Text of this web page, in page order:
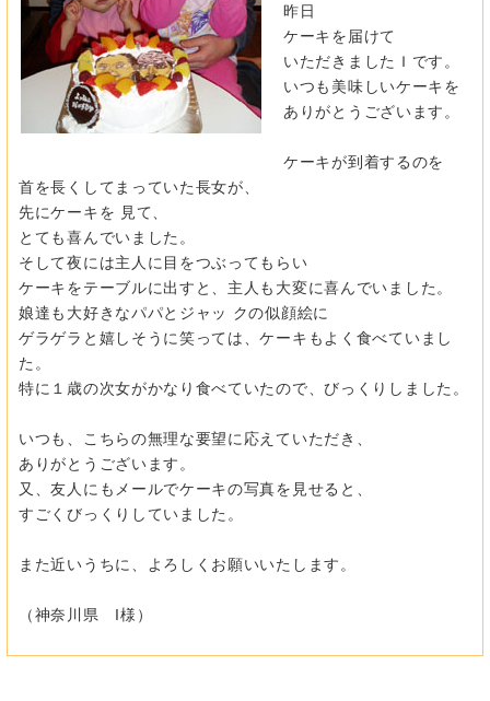
昨日
ケーキを届けて
いただきましたＩです。
いつも美味しいケーキを
ありがとうございます。
ケーキが到着するのを
首を長くしてまっていた長女が、
先にケーキを 見て、
とても喜んでいました。
そして夜には主人に目をつぶってもらい
ケーキをテーブルに出すと、主人も大変に喜んでいました。
娘達も大好きなパパとジャッ クの似顔絵に
ゲラゲラと嬉しそうに笑っては、ケーキもよく食べていまし
た。
特に１歳の次女がかなり食べていたので、びっくりしました。
いつも、こちらの無理な要望に応えていただき、
ありがとうございます。
又、友人にもメールでケーキの写真を見せると、
すごくびっくりしていました。
また近いうちに、よろしくお願いいたします。
（神奈川県 I様）